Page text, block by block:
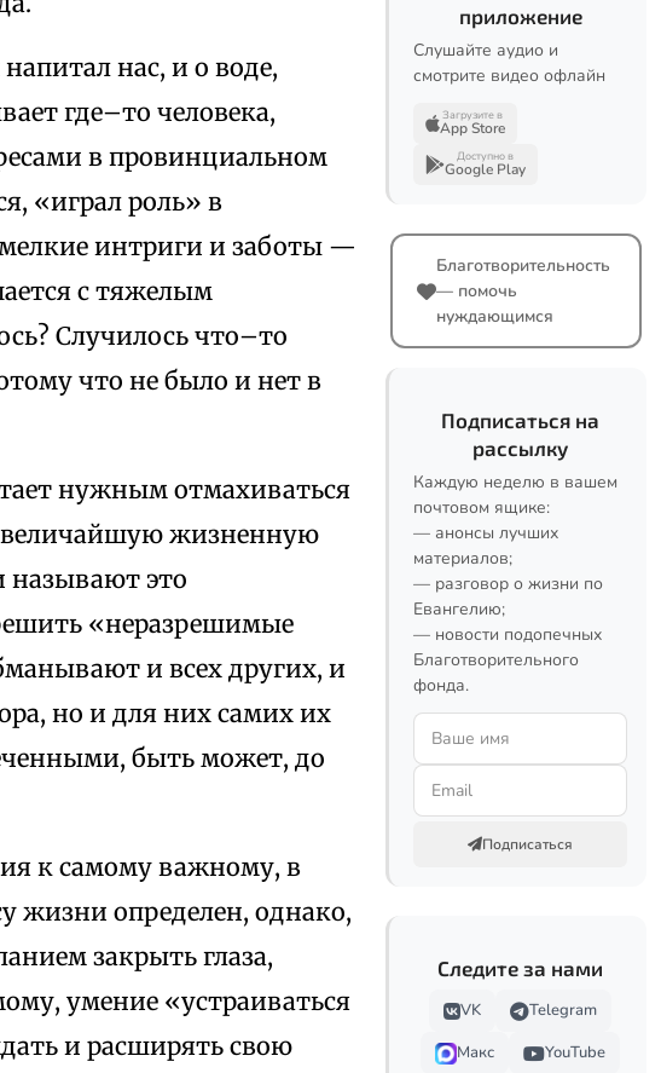
нас, и о воде,
где–то человека,
в провинциальном
«играл роль» в
интриги и заботы —
с тяжелым
Случилось что–то
что не было и нет в
нужным отмахиваться
величайшую жизненную
называют это
«неразрешимые
и всех других, и
но и для них самих их
быть может, до
к самому важному, в
жизни определен, однако,
закрыть глаза,
умение «устраиваться
и расширять свою
приложение
Слушайте аудио и
смотрите видео офлайн
Загрузите в
App Store
Доступно в
Google Play
Благотворительность
— помочь
нуждающимся
Подписаться на
рассылку
Каждую неделю в вашем
почтовом ящике:
— анонсы лучших
материалов;
— разговор о жизни по
Евангелию;
— новости подопечных
Благотворительного
фонда.
Подписаться
Следите за нами
VK
Telegram
Макс
YouTube